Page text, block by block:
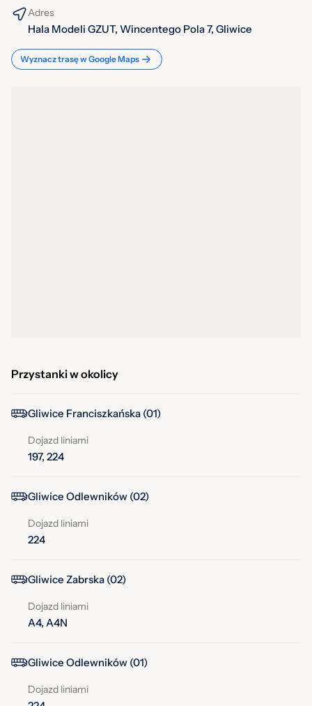
Adres
Hala Modeli GZUT, Wincentego Pola 7, Gliwice
Wyznacz trasę w Google Maps
Przystanki w okolicy
Gliwice Franciszkańska (01)
Dojazd liniami
197, 224
Gliwice Odlewników (02)
Dojazd liniami
224
Gliwice Zabrska (02)
Dojazd liniami
A4, A4N
Gliwice Odlewników (01)
Dojazd liniami